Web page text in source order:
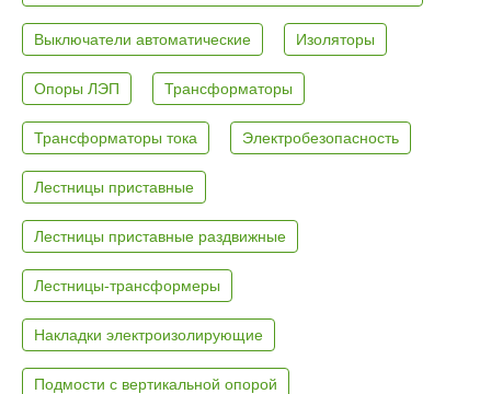
Выключатели автоматические Изоляторы
Опоры ЛЭП Трансформаторы
Трансформаторы тока Электробезопасность
Лестницы приставные
Лестницы приставные раздвижные
Лестницы-трансформеры
Накладки электроизолирующие
Подмости с вертикальной опорой